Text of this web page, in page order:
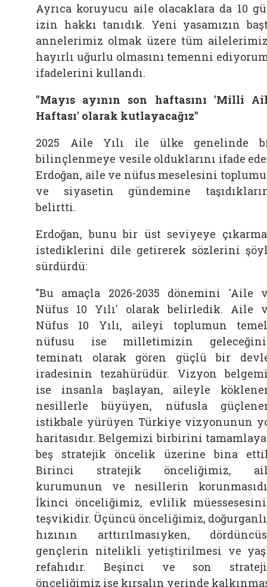
Ayrıca koruyucu aile olacaklara da 10
izin hakkı tanıdık. Yeni yasamızın
annelerimiz olmak üzere tüm
hayırlı uğurlu olmasını temenni
ifadelerini kullandı.
"Mayıs ayının son haftasını 'Milli
Haftası' olarak kutlayacağız"
2025 Aile Yılı ile ülke genelinde
bilinçlenmeye vesile olduklarını ifade
Erdoğan, aile ve nüfus meselesini
ve siyasetin gündemine
belirtti.
Erdoğan, bunu bir üst seviyeye
istediklerini dile getirerek sözlerini
sürdürdü:
"Bu amaçla 2026-2035 dönemini 'Aile
Nüfus 10 Yılı' olarak belirledik. Aile
Nüfus 10 Yılı, aileyi toplumun
nüfusu ise milletimizin
teminatı olarak gören güçlü bir
iradesinin tezahürüdür. Vizyon
ise insanla başlayan, aileyle
nesillerle büyüyen, nüfusla
istikbale yürüyen Türkiye vizyonunun
haritasıdır. Belgemizi birbirini
beş stratejik öncelik üzerine bina
Birinci stratejik önceliğimiz,
kurumunun ve nesillerin
İkinci önceliğimiz, evlilik
teşvikidir. Üçüncü önceliğimiz,
hızının arttırılmasıyken,
gençlerin nitelikli yetiştirilmesi ve
refahıdır. Beşinci ve son
önceliğimiz ise kırsalın yerinde